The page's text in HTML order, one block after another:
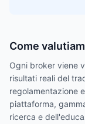
Come
Ogni broker viene
risultati reali del
regolamentazione
piattaforma,
ricerca e